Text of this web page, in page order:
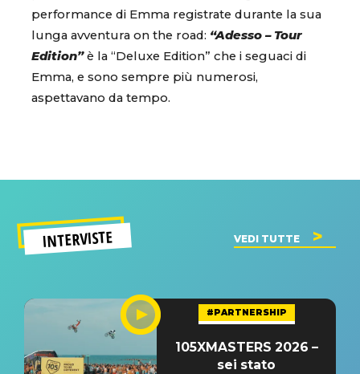
performance di Emma registrate durante la sua
lunga avventura on the road: “Adesso – Tour
Edition”è la “Deluxe Edition” che i seguaci di
Emma, e sono sempre più numerosi,
aspettavano da tempo.
INTERVISTE VEDI TUTTE
#PARTNERSHIP
105XMASTERS 2026 –
sei stato